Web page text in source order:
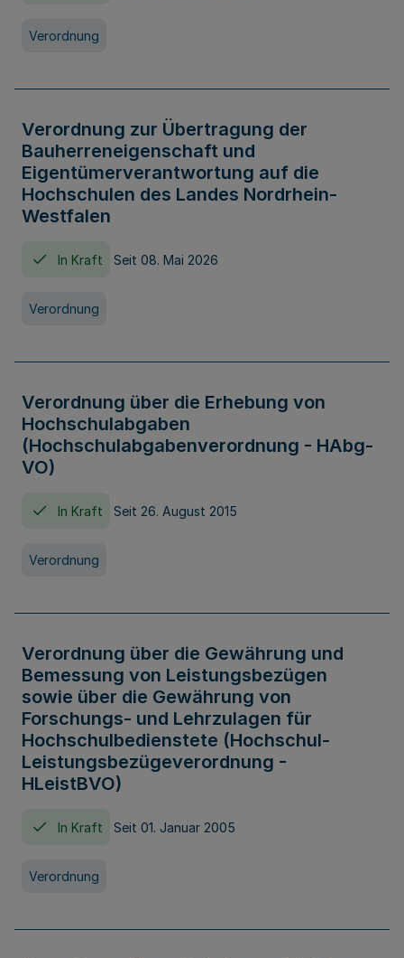
Verordnung
Verordnung zur Übertragung der
Bauherreneigenschaft und
Eigentümerverantwortung auf die
Hochschulen des Landes Nordrhein-
Westfalen
In Kraft Seit 08. Mai 2026
Verordnung
Verordnung über die Erhebung von
Hochschulabgaben
(Hochschulabgabenverordnung - HAbg-
VO)
In Kraft Seit 26. August 2015
Verordnung
Verordnung über die Gewährung und
Bemessung von Leistungsbezügen
sowie über die Gewährung von
Forschungs- und Lehrzulagen für
Hochschulbedienstete (Hochschul-
Leistungsbezügeverordnung -
HLeistBVO)
In Kraft Seit 01. Januar 2005
Verordnung